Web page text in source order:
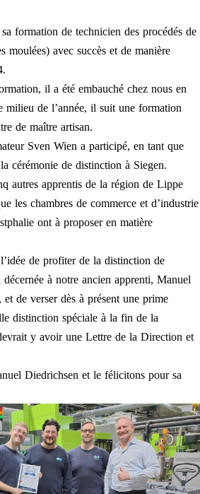
formation de technicien des procédés de
moulées) avec succès et de manière
il a été embauché chez nous en
milieu de l’année, il suit une formation
de maître artisan.
Sven Wien a participé, en tant que
cérémonie de distinction à Siegen.
autres apprentis de la région de Lippe
les chambres de commerce et d’industrie
ont à proposer en matière
de profiter de la distinction de
à notre ancien apprenti, Manuel
de verser dès à présent une prime
distinction spéciale à la fin de la
y avoir une Lettre de la Direction et
Diedrichsen et le félicitons pour sa